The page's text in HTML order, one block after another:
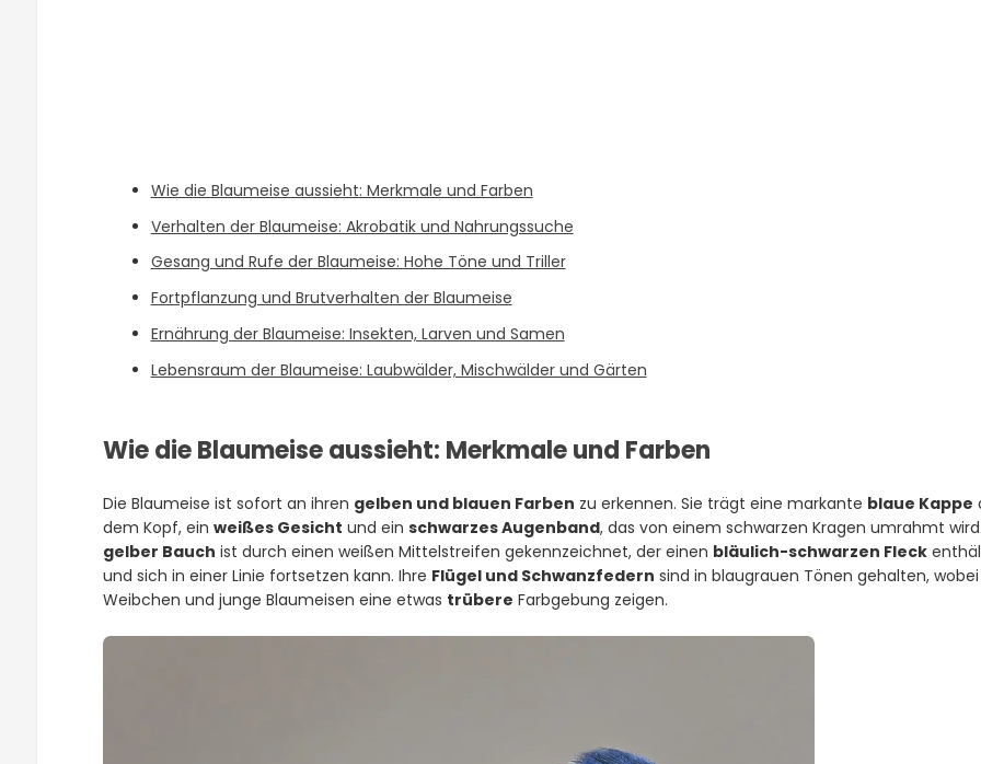
Wie die Blaumeise aussieht: Merkmale und Farben
Verhalten der Blaumeise: Akrobatik und Nahrungssuche
Gesang und Rufe der Blaumeise: Hohe Töne und Triller
Fortpflanzung und Brutverhalten der Blaumeise
Ernährung der Blaumeise: Insekten, Larven und Samen
Lebensraum der Blaumeise: Laubwälder, Mischwälder und Gärten
Wie die Blaumeise aussieht: Merkmale und Farben
Die Blaumeise ist sofort an ihren gelben und blauen Farben zu erkennen. Sie trägt eine markante blaue Kappe
dem Kopf, ein weißes Gesicht und ein schwarzes Augenband, das von einem schwarzen Kragen umrahmt
gelber Bauch ist durch einen weißen Mittelstreifen gekennzeichnet, der einen bläulich-schwarzen Fleck
und sich in einer Linie fortsetzen kann. Ihre Flügel und Schwanzfedern sind in blaugrauen Tönen gehalten, wobei
Weibchen und junge Blaumeisen eine etwas trübere Farbgebung zeigen.